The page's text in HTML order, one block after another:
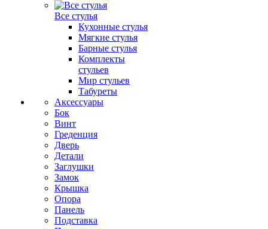
Все стулья
Кухонные стулья
Мягкие стулья
Барные стулья
Комплекты
стульев
Мир стульев
Табуреты
Аксессуары
Бок
Винт
Греденция
Дверь
Детали
Заглушки
Замок
Крышка
Опора
Панель
Подставка